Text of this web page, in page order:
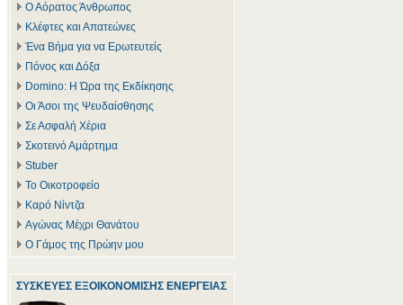
Ο Αόρατος Άνθρωπος
Κλέφτες και Απατεώνες
Ένα Βήμα για να Ερωτευτείς
Πόνος και Δόξα
Domino: Η Ώρα της Εκδίκησης
Οι Άσοι της Ψευδαίσθησης
Σε Ασφαλή Χέρια
Σκοτεινό Αμάρτημα
Stuber
Το Οικοτροφείο
Καρό Νίντζα
Αγώνας Μέχρι Θανάτου
Ο Γάμος της Πρώην μου
ΣΥΣΚΕΥΕΣ ΕΞΟΙΚΟΝΟΜΙΣΗΣ ΕΝΕΡΓΕΙΑΣ